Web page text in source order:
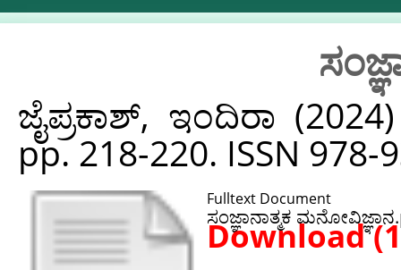
ಜೈಪ್ರಕಾಶ್‌, ಇಂದಿರಾ
pp. 218-220. ISSN
Fulltext Document
ಸಂಜ್ಞಾನಾತ್ಮಕ
Download